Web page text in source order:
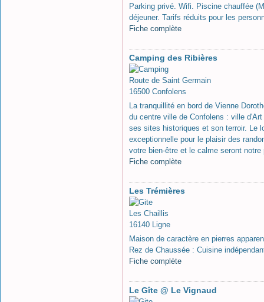
Parking privé. Wifi. Piscine chauffée
déjeuner. Tarifs réduits pour les
Fiche complète
Camping des Ribières
Route de Saint Germain
16500 Confolens
La tranquillité en bord de Vienne
du centre ville de Confolens : ville
ses sites historiques et son terroir. Le
exceptionnelle pour le plaisir des
votre bien-être et le calme seront notre
Fiche complète
Les Trémières
Les Chaillis
16140 Ligne
Maison de caractère en pierres
Rez de Chaussée : Cuisine
Fiche complète
Le Gîte @ Le Vignaud